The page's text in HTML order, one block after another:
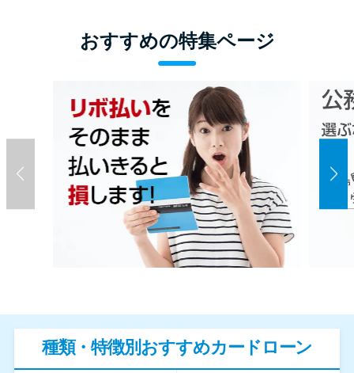
おすすめの特集ページ
種類・特徴別おすすめカードローン